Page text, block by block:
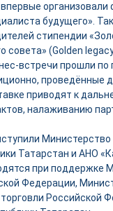
будущего».
стипендии
совета» (Golden
встречи прошли по
проведённые
приводят к
налаживанию
Татарстан и АНО
при поддержке
Федерации,
Российской